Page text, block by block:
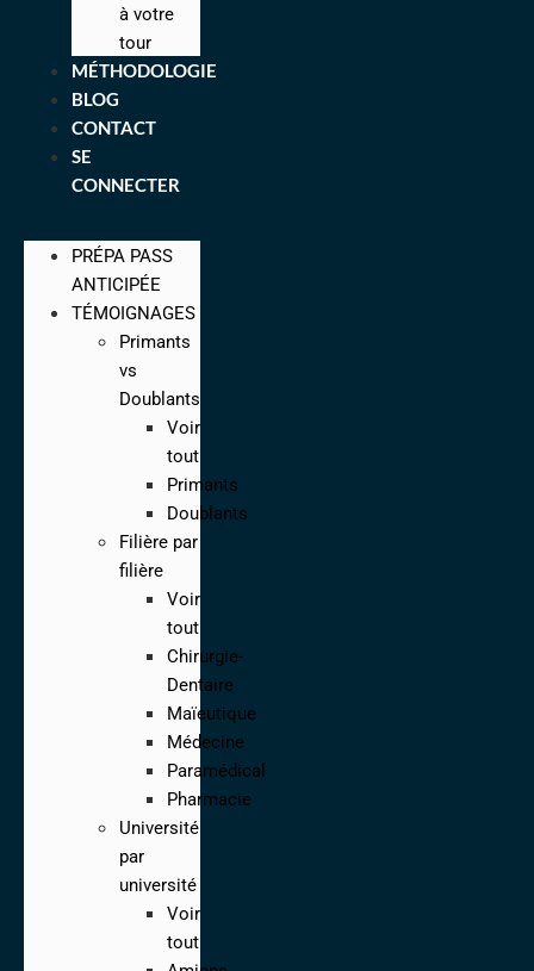
à votre
tour
MÉTHODOLOGIE
BLOG
CONTACT
SE
CONNECTER
PRÉPA PASS
ANTICIPÉE
TÉMOIGNAGES
Primants
vs
Doublants
Voir
tout
Primants
Doublants
Filière par
filière
Voir
tout
Chirurgie-
Dentaire
Maïeutique
Médecine
Paramédical
Pharmacie
Université
par
université
Voir
tout